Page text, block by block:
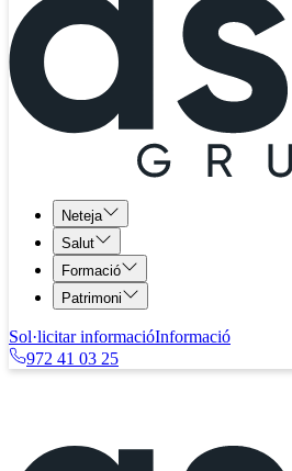
Neteja
Salut
Formació
Patrimoni
Sol·licitar informacióInformació
972 41 03 25